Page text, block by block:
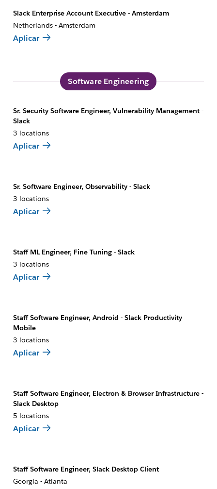
Slack Enterprise Account Executive - Amsterdam
Netherlands - Amsterdam
Aplicar
Software Engineering
Sr. Security Software Engineer, Vulnerability Management -
Slack
3 locations
Aplicar
Sr. Software Engineer, Observability - Slack
3 locations
Aplicar
Staff ML Engineer, Fine Tuning - Slack
3 locations
Aplicar
Staff Software Engineer, Android - Slack Productivity
Mobile
3 locations
Aplicar
Staff Software Engineer, Electron & Browser Infrastructure -
Slack Desktop
5 locations
Aplicar
Staff Software Engineer, Slack Desktop Client
Georgia - Atlanta